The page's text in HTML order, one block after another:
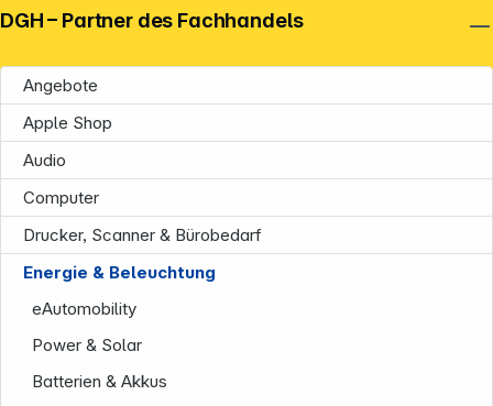
Angebote
Apple Shop
Audio
Computer
Drucker, Scanner & Bürobedarf
Energie & Beleuchtung
eAutomobility
Power & Solar
Batterien & Akkus
DGH – Partner des Fachhandels